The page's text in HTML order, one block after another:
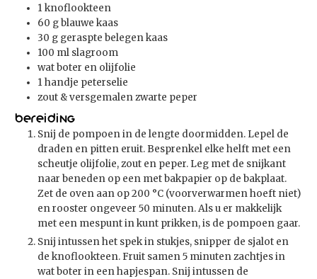
1knoflookteen
60 gblauwe kaas
30 g geraspte belegen kaas
100 ml slagroom
wat boter en olijfolie
1handje peterselie
zout & versgemalen zwarte peper
Bereiding
Snij de pompoen in de lengte doormidden. Lepel de
draden en pitten eruit. Besprenkel elke helft met een
scheutje olijfolie, zout en peper. Leg met de snijkant
naar beneden op een met bakpapier op de bakplaat.
Zet de oven aan op 200 °C (voorverwarmen hoeft niet)
en rooster ongeveer 50 minuten. Als u er makkelijk
met een mespunt in kunt prikken, is de pompoen gaar.
Snij intussen het spek in stukjes, snipper de sjalot en
de knoflookteen. Fruit samen 5 minuten zachtjes in
wat boter in een hapjespan. Snij intussen de